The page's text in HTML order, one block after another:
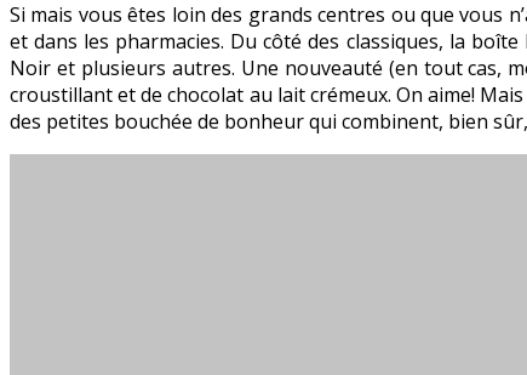
Si mais vous êtes loin des grands centres ou que vous
et dans les pharmacies. Du côté des classiques, la
Noir et plusieurs autres. Une nouveauté (en tout cas,
croustillant et de chocolat au lait crémeux. On aime!
des petites bouchée de bonheur qui combinent, bien